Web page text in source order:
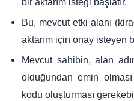
Bu, mevcut etki alanı
aktarım için onay isteyen
Mevcut sahibin, alan
olduğundan emin
kodu oluşturması